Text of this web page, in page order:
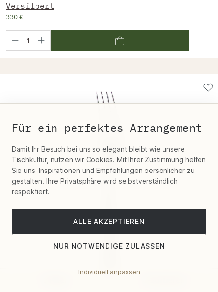
Versilbert
330 €
Für ein perfektes Arrangement
Damit Ihr Besuch bei uns so elegant bleibt wie unsere
Tischkultur, nutzen wir Cookies. Mit Ihrer Zustimmung helfen
Sie uns, Inspirationen und Empfehlungen persönlicher zu
gestalten. Ihre Privatsphäre wird selbstverständlich
respektiert.
ALLE AKZEPTIEREN
NUR NOTWENDIGE ZULASSEN
Individuell anpassen